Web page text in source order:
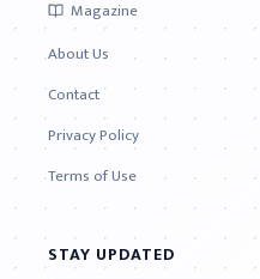
Magazine
About Us
Contact
Privacy Policy
Terms of Use
STAY UPDATED